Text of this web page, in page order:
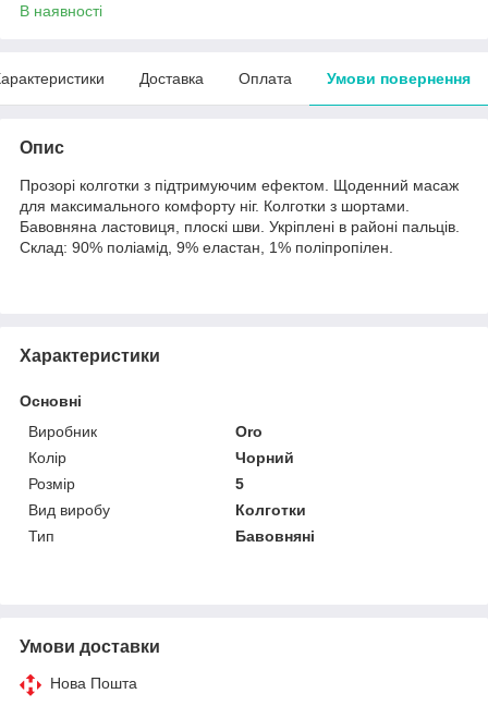
В наявності
Доставка Оплата Умови повернення
Опис
Прозорі колготки з підтримуючим ефектом. Щоденний масаж
для максимального комфорту ніг. Колготки з шортами.
Бавовняна ластовиця, плоскі шви. Укріплені в районі пальців.
Склад: 90% поліамід, 9% еластан, 1% поліпропілен.
Характеристики
Основні
Виробник
Oro
Колір
Чорний
Розмір
5
Вид виробу
Колготки
Тип
Бавовняні
Умови доставки
Нова Пошта